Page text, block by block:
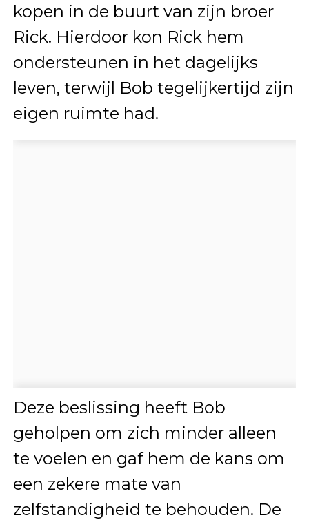
kopen in de buurt van zijn broer
Rick. Hierdoor kon Rick hem
ondersteunen in het dagelijks
leven, terwijl Bob tegelijkertijd zijn
eigen ruimte had.
Deze beslissing heeft Bob
geholpen om zich minder alleen
te voelen en gaf hem de kans om
een zekere mate van
zelfstandigheid te behouden. De